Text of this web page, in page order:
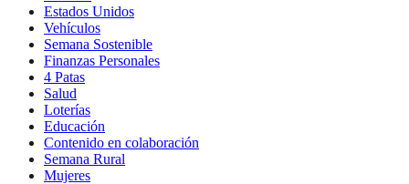
Estados Unidos
Vehículos
Semana Sostenible
Finanzas Personales
4 Patas
Salud
Loterías
Educación
Contenido en colaboración
Semana Rural
Mujeres